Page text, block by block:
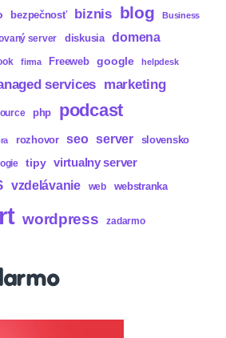
bezpečnosť biznis blog Business
server diskusia domena
firma Freeweb google helpdesk
services marketing
php podcast
rozhovor seo server slovensko
tipy virtualny server
vzdelávanie web webstranka
wordpress zadarmo